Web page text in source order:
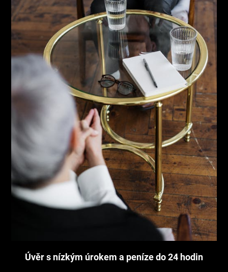
Úvěr s nízkým úrokem a peníze do 24 hodin